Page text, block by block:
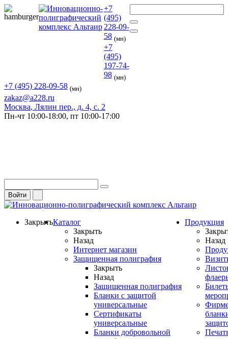
+7
(495)
228-09-
58 (мн)
+7
(495)
197-74-
98 (мн)
+7 (495) 228-09-58 (мн)
zakaz@a228.ru
Москва, Лялин пер., д. 4, с. 2
Пн-чт 10:00-18:00, пт 10:00-17:00
Войти
ЗакрытьКаталог
Закрыть
Назад
Интернет магазин
Защищенная полиграфия
Закрыть
Назад
Защищенная полиграфия
Бланки с защитой
универсальные
Сертификаты
универсальные
Бланки добровольной
Продукция
Назад